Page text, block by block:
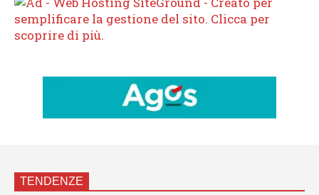
TENDENZE